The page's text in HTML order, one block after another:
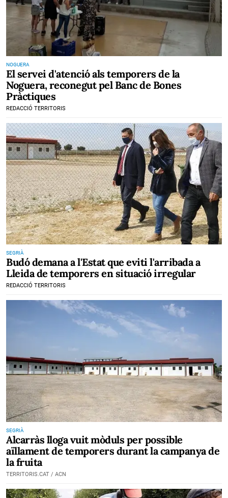
NOGUERA
El servei d'atenció als temporers de la
Noguera, reconegut pel Banc de Bones
Pràctiques
REDACCIÓ TERRITORIS
SEGRIÀ
Budó demana a l'Estat que eviti l'arribada a
Lleida de temporers en situació irregular
REDACCIÓ TERRITORIS
SEGRIÀ
Alcarràs lloga vuit mòduls per possible
aïllament de temporers durant la campanya de
la fruita
TERRITORIS.CAT / ACN